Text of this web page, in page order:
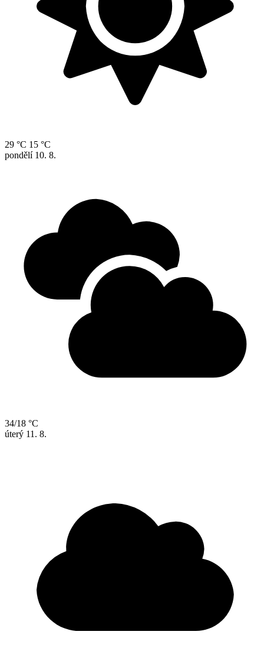
29 °C 15 °C
pondělí 10. 8.
34/18 °C
úterý 11. 8.